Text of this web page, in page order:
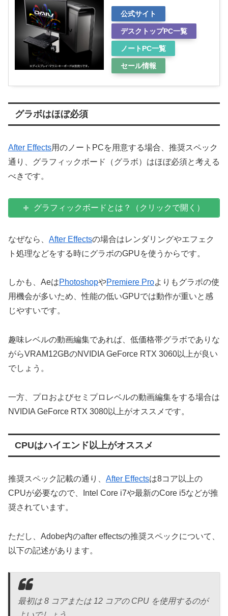
公式サイト
デスクトップPC一覧
ノートPC一覧
セール情報
グラボはほぼ必須
After Effects用のノートPCを用意する場合、推奨スペック
通り、グラフィックボード（グラボ）はほぼ必須と考える
べきです。
グラフィックボードとは？（クリックで開く）
なぜなら、 After Effectsの場合はレンダリングやエフェク
ト処理などをする時にグラボのGPUを使うからです。
しかも、AeはPhotoshopやPremiere Proよりもグラボの使
用機会が多いため、性能の低いGPUでは動作が重いと感
じやすいです。
趣味レベルの動画編集であれば、低価格帯グラボでありな
がらVRAM12GBのNVIDIA GeForce RTX 3060以上が良い
でしょう。
一方、プロおよびセミプロレベルの動画編集をする場合は
NVIDIA GeForce RTX 3080以上がオススメです。
CPUはハイエンド以上がオススメ
推奨スペック記載の通り、 After Effectsは8コア以上の
CPUが必要なので、Intel Core i7や最新のCore i5などが推
奨されています。
ただし、Adobe内のafter effectsの推奨スペックについて、
以下の記述があります。
最初は 8 コアまたは 12 コアの CPU を使用するのが